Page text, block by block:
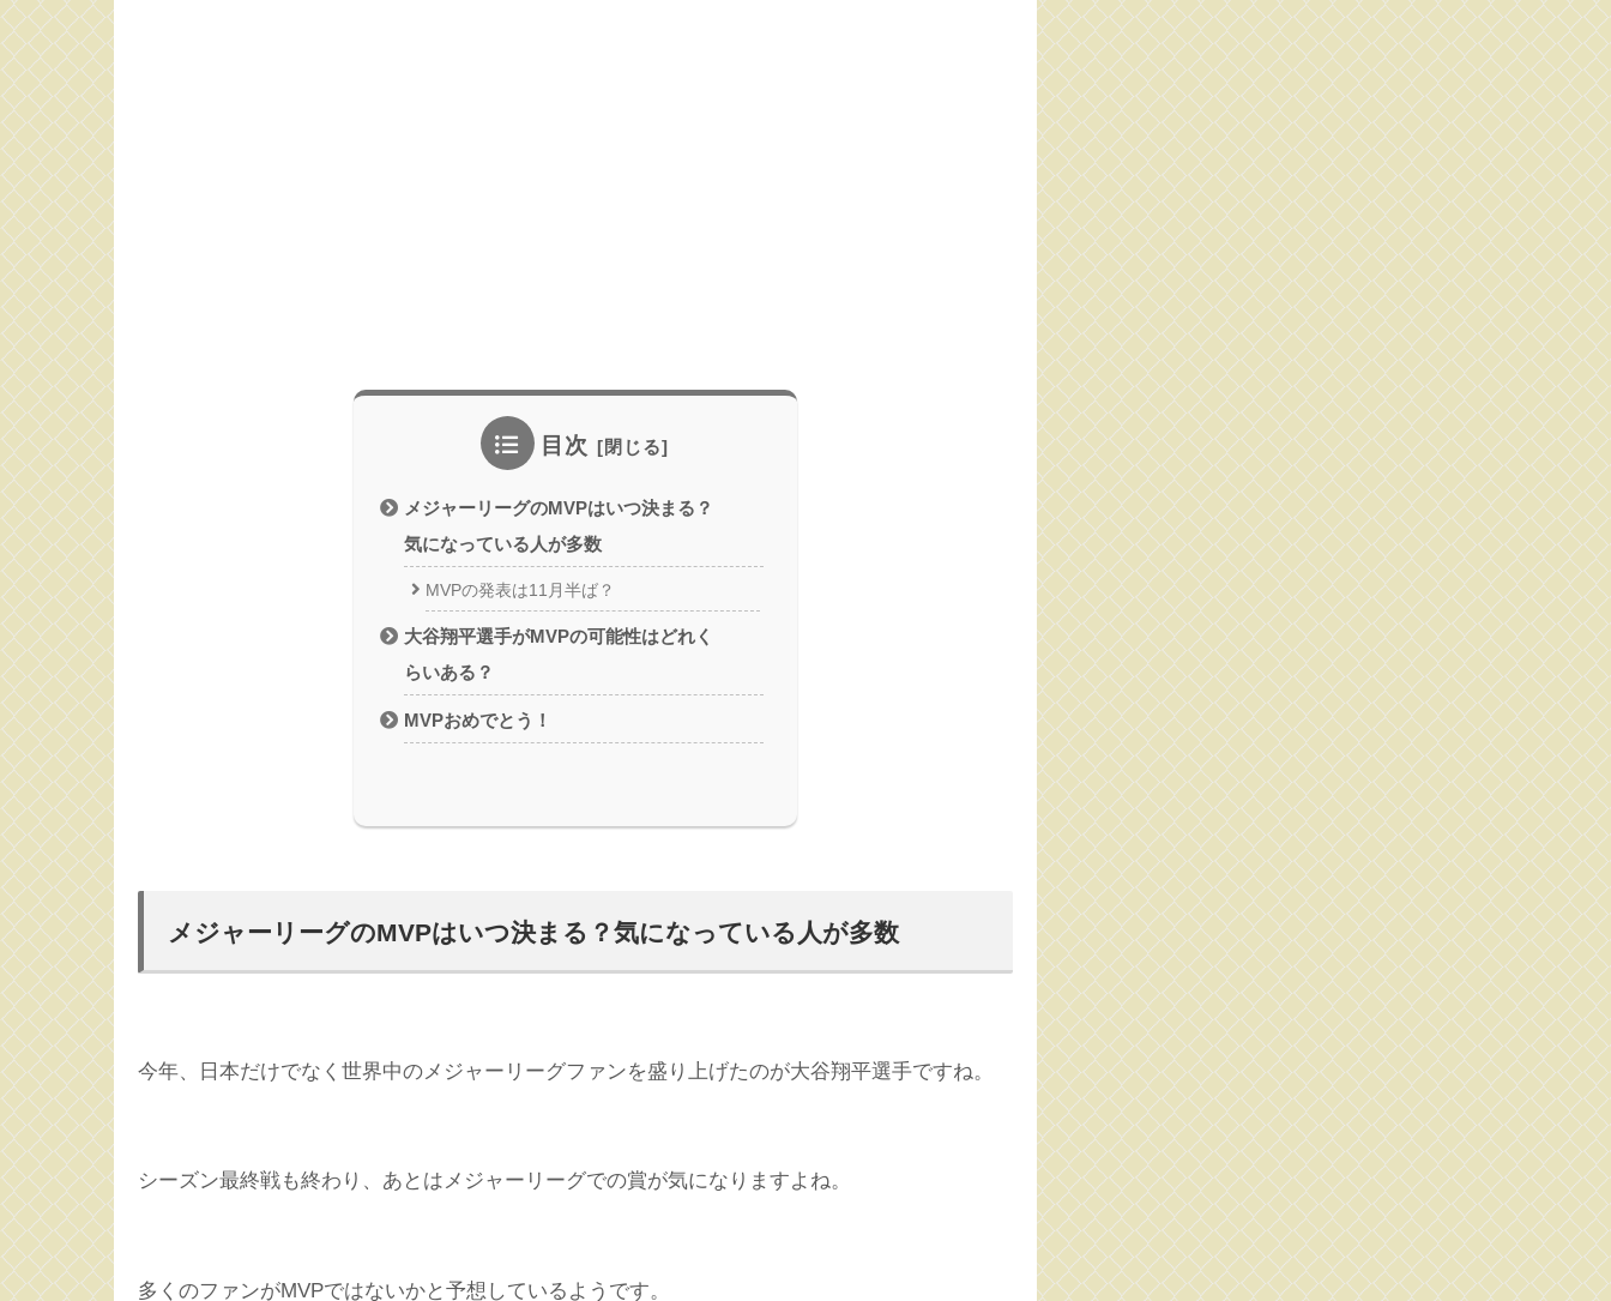
目次
メジャーリーグのMVPはいつ決まる？
気になっている人が多数
MVPの発表は11月半ば？
大谷翔平選手がMVPの可能性はどれく
らいある？
MVPおめでとう！
メジャーリーグのMVPはいつ決まる？気になっている人が多数
今年、日本だけでなく世界中のメジャーリーグファンを盛り上げたのが大谷翔平選手ですね。
シーズン最終戦も終わり、あとはメジャーリーグでの賞が気になりますよね。
多くのファンがMVPではないかと予想しているようです。